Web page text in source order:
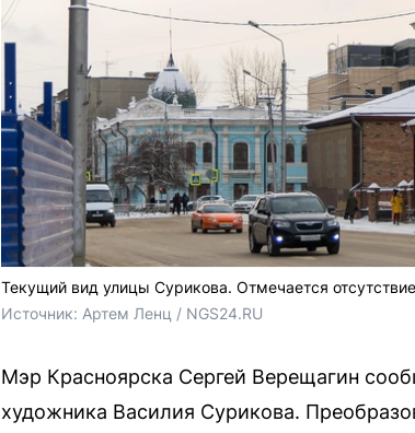
Текущий вид улицы Сурикова. Отмечается
Источник: Артем Ленц / NGS24.RU
Мэр Красноярска Сергей Верещагин
художника Василия Сурикова.